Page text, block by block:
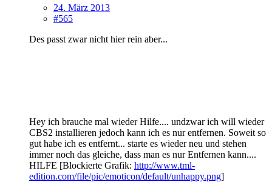
24. März 2013
#565
Des passt zwar nicht hier rein aber...
Hey ich brauche mal wieder Hilfe.... undzwar ich will wieder
CBS2 installieren jedoch kann ich es nur entfernen. Soweit so
gut habe ich es entfernt... starte es wieder neu und stehen
immer noch das gleiche, dass man es nur Entfernen kann....
HILFE [Blockierte Grafik: http://www.tml-
edition.com/file/pic/emoticon/default/unhappy.png]